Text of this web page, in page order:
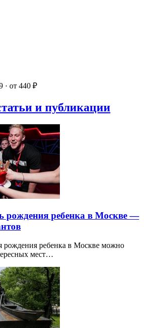
· от 440 ₽
и публикации
рождения ребенка в Москве —
рождения ребенка в Москве можно
мест…